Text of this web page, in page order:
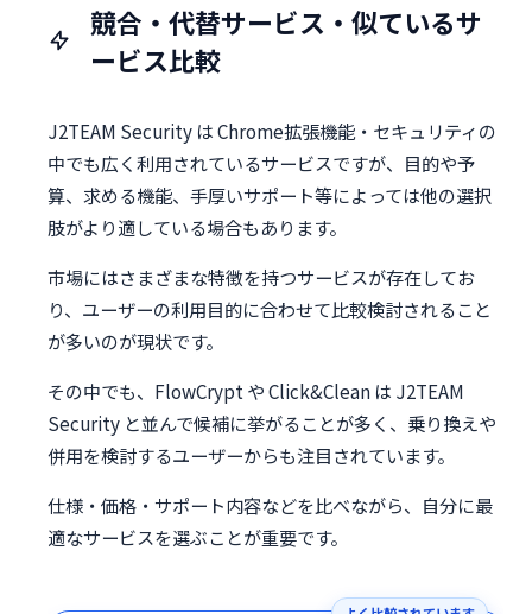
競合・代替サービス・似ているサ
ービス比較
J2TEAM Security は Chrome拡張機能・セキュリティの
中でも広く利用されているサービスですが、目的や予
算、求める機能、手厚いサポート等によっては他の選択
肢がより適している場合もあります。
市場にはさまざまな特徴を持つサービスが存在してお
り、ユーザーの利用目的に合わせて比較検討されること
が多いのが現状です。
その中でも、FlowCrypt や Click&Clean は J2TEAM
Security と並んで候補に挙がることが多く、乗り換えや
併用を検討するユーザーからも注目されています。
仕様・価格・サポート内容などを比べながら、自分に最
適なサービスを選ぶことが重要です。